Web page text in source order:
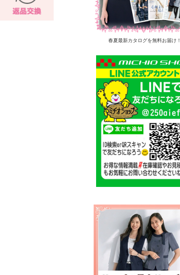
春夏最新カタログを無料お届け！